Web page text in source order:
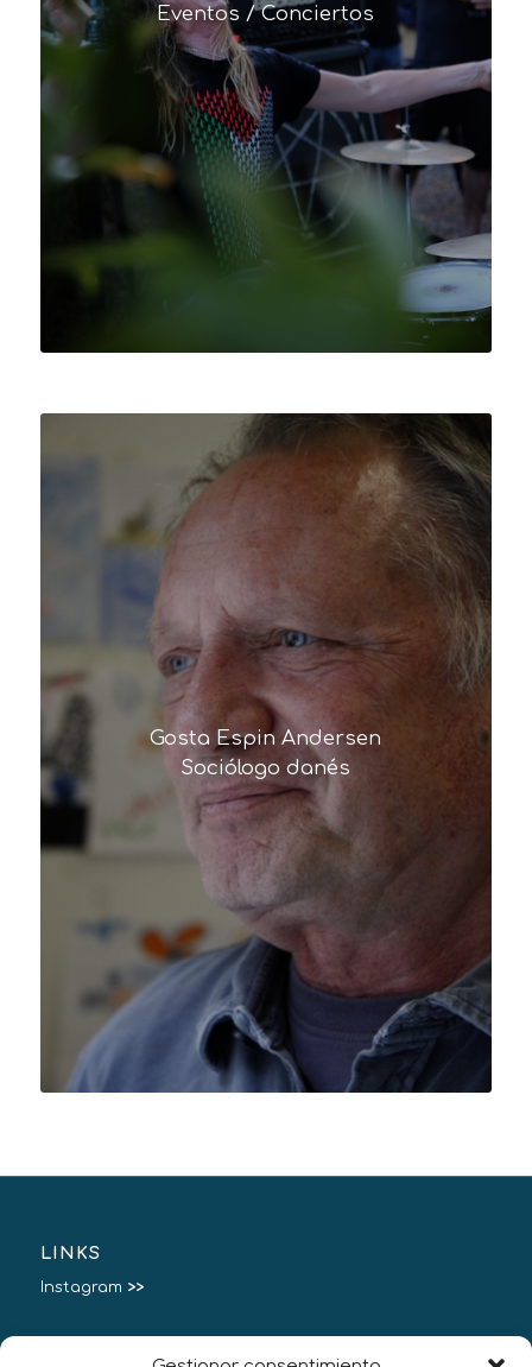
Eventos / Conciertos
para
Gosta Espin Andersen
Sociólogo danés
LINKS
Instagram >>